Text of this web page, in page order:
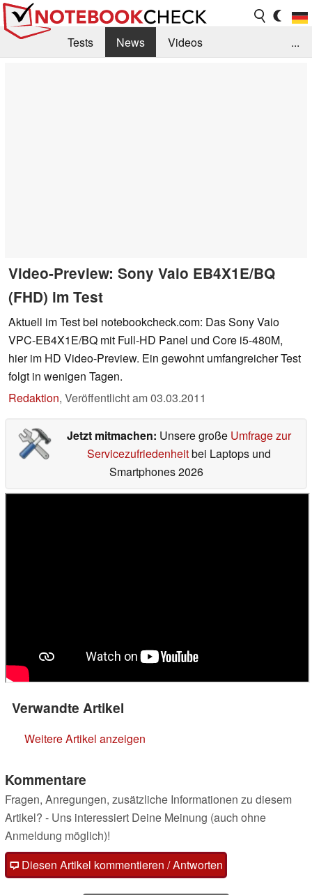
Tests News
Videos
...
Video-Preview: Sony Vaio EB4X1E/BQ
(FHD) im Test
Aktuell im Test bei notebookcheck.com: Das Sony Vaio
VPC-EB4X1E/BQ mit Full-HD Panel und Core i5-480M,
hier im HD Video-Preview. Ein gewohnt umfangreicher Test
folgt in wenigen Tagen.
Redaktion, Veröffentlicht am03.03.2011
Jetzt mitmachen: Unsere große Umfrage zur
Servicezufriedenheitbei Laptops und
Smartphones 2026
Verwandte Artikel
Weitere Artikel anzeigen
Kommentare
Fragen, Anregungen, zusätzliche Informationen zu diesem
Artikel? - Uns interessiert Deine Meinung (auch ohne
Anmeldung möglich)!
Diesen Artikel kommentieren / Antworten